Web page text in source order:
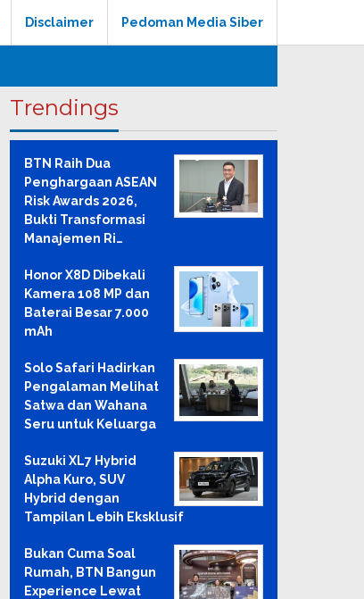
Disclaimer Pedoman Media Siber
Trendings
BTN Raih Dua
Penghargaan ASEAN
Risk Awards 2026,
Bukti Transformasi
Manajemen Ri…
Honor X8D Dibekali
Kamera 108 MP dan
Baterai Besar 7.000
mAh
Solo Safari Hadirkan
Pengalaman Melihat
Satwa dan Wahana
Seru untuk Keluarga
Suzuki XL7 Hybrid
Alpha Kuro, SUV
Hybrid dengan
Tampilan Lebih Eksklusif
Bukan Cuma Soal
Rumah, BTN Bangun
Experience Lewat